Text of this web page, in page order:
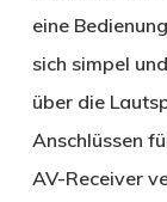
eine
sich simpel
über die
Anschlüssen
AV-Receiver